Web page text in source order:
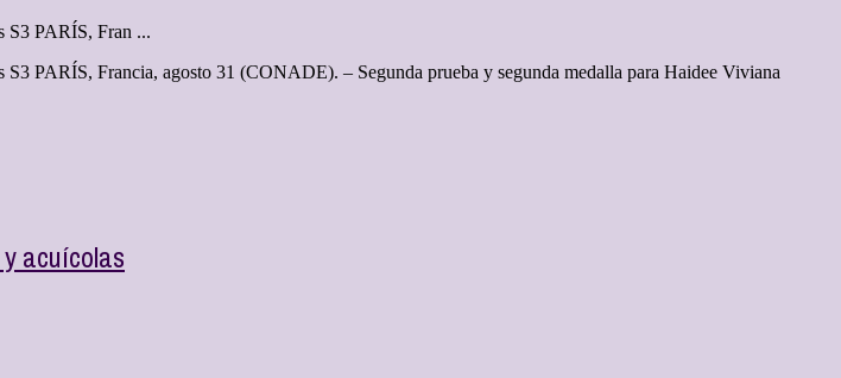
S3 PARÍS, Fran ...
PARÍS, Francia, agosto 31 (CONADE). – Segunda prueba y segunda medalla para Haidee Viviana
acuícolas